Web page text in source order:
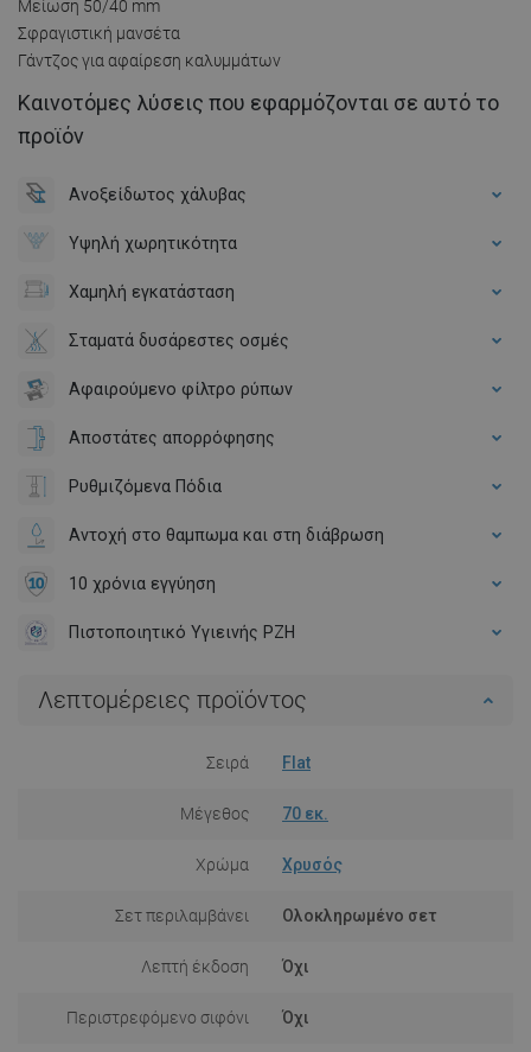
Μείωση 50/40 mm
Σφραγιστική μανσέτα
Γάντζος για αφαίρεση καλυμμάτων
Καινοτόμες λύσεις που εφαρμόζονται σε αυτό το
προϊόν
Ανοξείδωτος χάλυβας
Υψηλή χωρητικότητα
Χαμηλή εγκατάσταση
Σταματά δυσάρεστες οσμές
Αφαιρούμενο φίλτρο ρύπων
Αποστάτες απορρόφησης
Ρυθμιζόμενα Πόδια
Αντοχή στο θαμπωμα και στη διάβρωση
10 χρόνια εγγύηση
Πιστοποιητικό Υγιεινής PZH
Λεπτομέρειες προϊόντος
Σειρά Flat
Μέγεθος 70 εκ.
Χρώμα Χρυσός
Σετ περιλαμβάνει Ολοκληρωμένο σετ
Λεπτή έκδοση Όχι
Περιστρεφόμενο σιφόνι Όχι